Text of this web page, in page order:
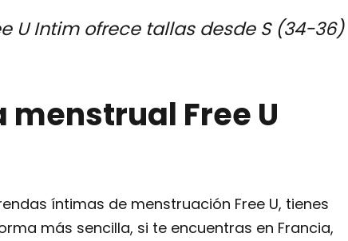
U Intim ofrece tallas desde S (34-36)
Free U
íntimas de menstruación Free U, tienes
más sencilla, si te encuentras en Francia,